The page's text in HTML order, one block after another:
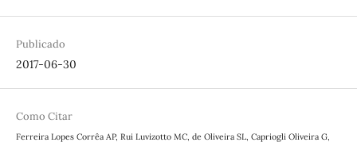
Publicado
2017-06-30
Como Citar
Ferreira Lopes Corrêa AP, Rui Luvizotto MC, de Oliveira SL, Capriogli Oliveira G,